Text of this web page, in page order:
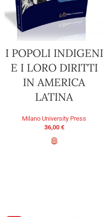
I POPOLI INDIGENI
E I LORO DIRITTI
IN AMERICA
LATINA
Milano University Press
36,00 €